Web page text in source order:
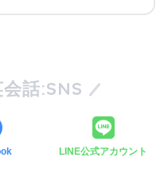
話:SNS
LINE公式アカウント